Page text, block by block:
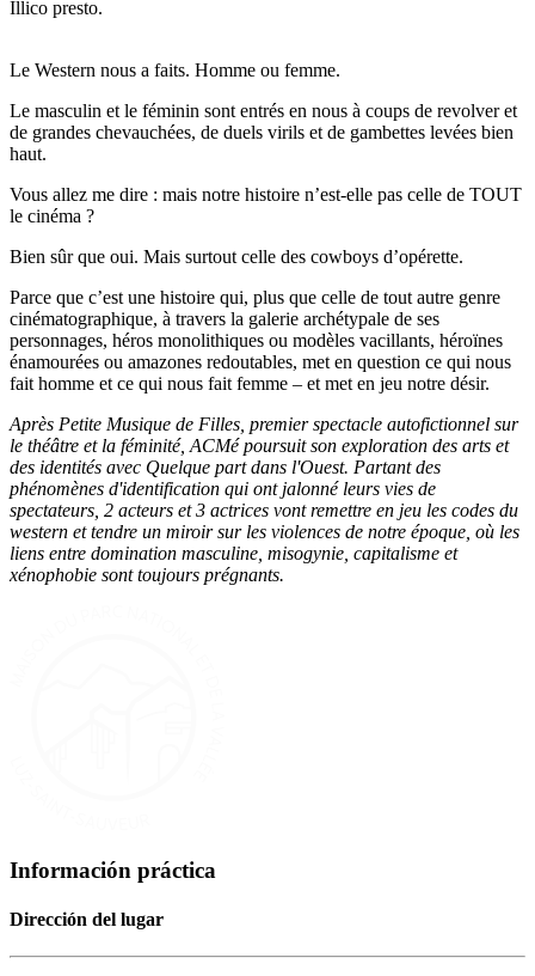
Illico presto.
Le Western nous a faits. Homme ou femme.
Le masculin et le féminin sont entrés en nous à coups de revolver et
de grandes chevauchées, de duels virils et de gambettes levées bien
haut.
Vous allez me dire : mais notre histoire n’est-elle pas celle de TOUT
le cinéma ?
Bien sûr que oui. Mais surtout celle des cowboys d’opérette.
Parce que c’est une histoire qui, plus que celle de tout autre genre
cinématographique, à travers la galerie archétypale de ses
personnages, héros monolithiques ou modèles vacillants, héroïnes
énamourées ou amazones redoutables, met en question ce qui nous
fait homme et ce qui nous fait femme – et met en jeu notre désir.
Après Petite Musique de Filles, premier spectacle autofictionnel sur
le théâtre et la féminité, ACMé poursuit son exploration des arts et
des identités avec Quelque part dans l'Ouest. Partant des
phénomènes d'identification qui ont jalonné leurs vies de
spectateurs, 2 acteurs et 3 actrices vont remettre en jeu les codes du
western et tendre un miroir sur les violences de notre époque, où les
liens entre domination masculine, misogynie, capitalisme et
xénophobie sont toujours prégnants.
Información práctica
Dirección del lugar